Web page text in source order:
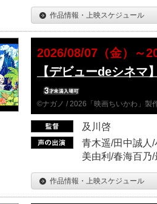
作品情報・上映スケジュール
2026/08/07（金）～
【デビューdeシネマ
©ナガノ / 2026「映画ちいかわ」製
及川啓
青木遥/田中誠人
美由利/春海百乃
作品情報・上映スケジュール